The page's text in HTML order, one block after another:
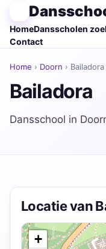
HomeDansscholen
Contact
Home › Doorn › Bailadora
Bailadora
Dansschool in
Locatie van
+